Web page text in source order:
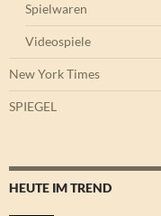
Spielwaren
Videospiele
New York Times
SPIEGEL
HEUTE IM TREND